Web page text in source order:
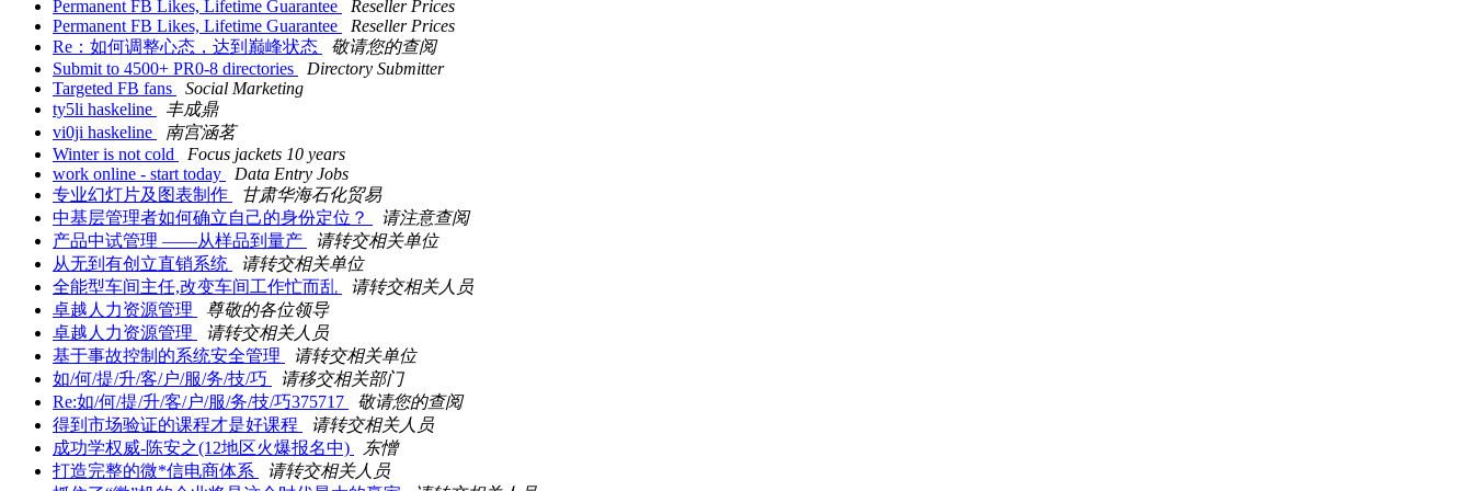
Permanent FB Likes, Lifetime Guarantee
Reseller Prices
Permanent FB Likes, Lifetime Guarantee
Reseller Prices
Re：如何调整心态，达到巅峰状态
敬请您的查阅
Submit to 4500+ PR0-8 directories
Directory Submitter
Targeted FB fans
Social Marketing
ty5li haskeline
丰成鼎
vi0ji haskeline
南宫涵茗
Winter is not cold
Focus jackets 10 years
work online - start today
Data Entry Jobs
专业幻灯片及图表制作
甘肃华海石化贸易
中基层管理者如何确立自己的身份定位？
请注意查阅
产品中试管理 ――从样品到量产
请转交相关单位
从无到有创立直销系统
请转交相关单位
全能型车间主任,改变车间工作忙而乱
请转交相关人员
卓越人力资源管理
尊敬的各位领导
卓越人力资源管理
请转交相关人员
基于事故控制的系统安全管理
请转交相关单位
如/何/提/升/客/户/服/务/技/巧
请移交相关部门
Re:如/何/提/升/客/户/服/务/技/巧375717
敬请您的查阅
得到市场验证的课程才是好课程
请转交相关人员
成功学权威-陈安之(12地区火爆报名中)
东憎
打造完整的微*信电商体系
请转交相关人员